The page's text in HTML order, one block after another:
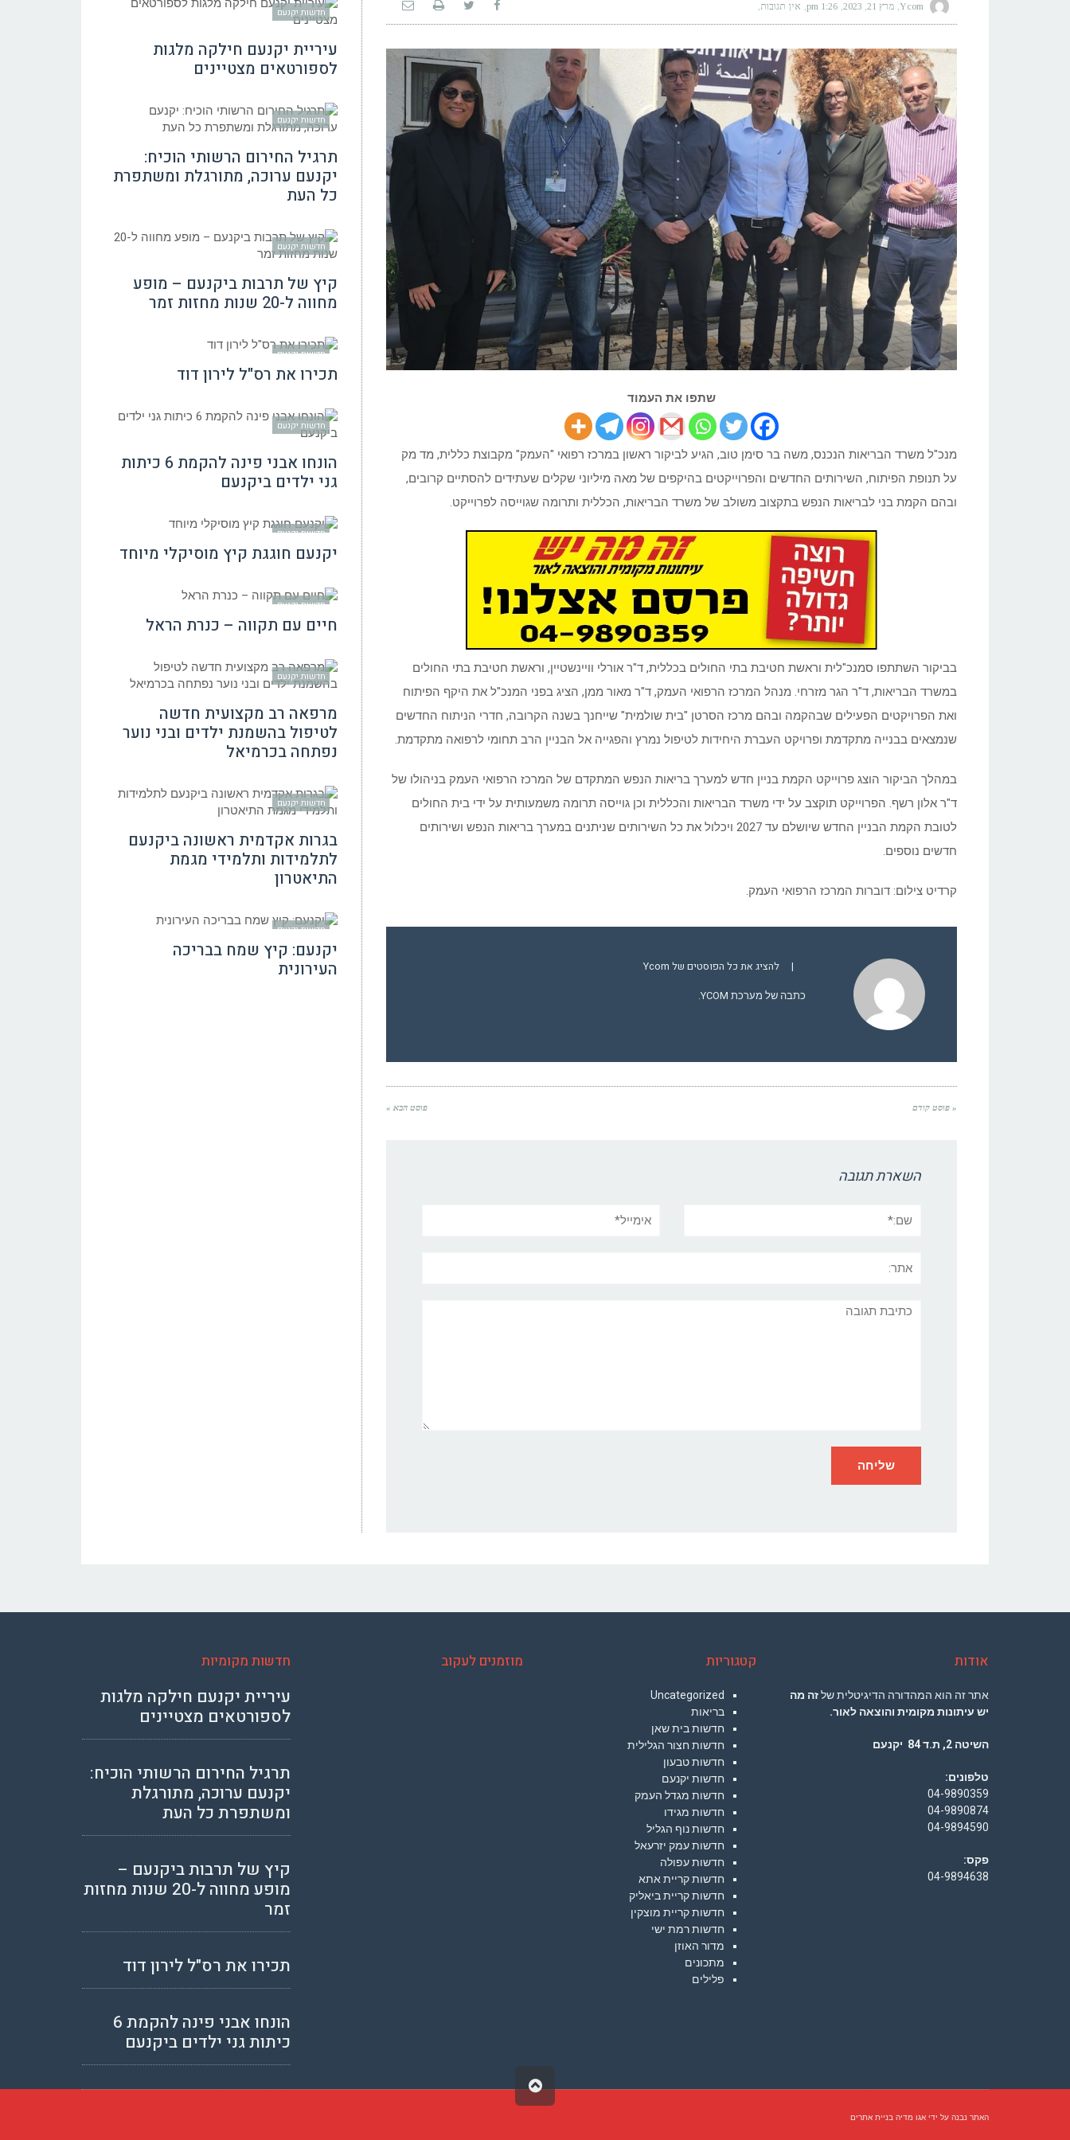
Ycom מרץ 21, 2023 1:26 pm אין תגובות
שתפו את העמוד
מנכ"ל משרד הבריאות הנכנס, משה בר סימן טוב, הגיע לביקור ראשון במרכז רפואי "העמק" מקבוצת כללית, מד מק
על תנופת הפיתוח, השירותים החדשים והפרוייקטים בהיקפים של מאה מיליוני שקלים שעתידים להסתיים קרובים,
ובהם הקמת בני לבריאות הנפש בתקצוב משולב של משרד הבריאות, הכללית ותרומה שגוייסה לפרוייקט.
בביקור השתתפו סמנכ"לית וראשת חטיבת בתי החולים בכללית, ד"ר אורלי וויינשטיין, וראשת חטיבת בתי החולים
במשרד הבריאות, ד"ר הגר מזרחי. מנהל המרכז הרפואי העמק, ד"ר מאור ממן, הציג בפני המנכ"ל את היקף הפיתוח
ואת הפרויקטים הפעילים שבהקמה ובהם מרכז הסרטן "בית שולמית" שייחנך בשנה הקרובה, חדרי הניתוח החדשים
שנמצאים בבנייה מתקדמת ופרויקט העברת היחידות לטיפול נמרץ והפגייה אל הבניין הרב תחומי לרפואה מתקדמת.
במהלך הביקור הוצג פרוייקט הקמת בניין חדש למערך בריאות הנפש המתקדם של המרכז הרפואי העמק בניהולו של
ד"ר אלון רשף. הפרוייקט תוקצב על ידי משרד הבריאות והכללית וכן גוייסה תרומה משמעותית על ידי בית החולים
לטובת הקמת הבניין החדש שיושלם עד 2027 ויכלול את כל השירותים שניתנים במערך בריאות הנפש ושירותים
חדשים נוספים.
קרדיט צילום: דוברות המרכז הרפואי העמק.
| להציג את כל הפוסטים של Ycom
כתבה של מערכת YCOM.
« פוסט קודם פוסט הבא »
השארת תגובה
תגובה
חדשות יקנעם
עיריית יקנעם חילקה מלגות
לספורטאים מצטיינים
חדשות יקנעם
תרגיל החירום הרשותי הוכיח:
יקנעם ערוכה, מתורגלת ומשתפרת
כל העת
חדשות יקנעם
קיץ של תרבות ביקנעם – מופע
מחווה ל-20 שנות מחזות זמר
חדשות יקנעם
תכירו את רס"ל לירון דוד
חדשות יקנעם
הונחו אבני פינה להקמת 6 כיתות
גני ילדים ביקנעם
חדשות יקנעם
יקנעם חוגגת קיץ מוסיקלי מיוחד
חדשות יקנעם
חיים עם תקווה – כנרת הראל
חדשות יקנעם
מרפאה רב מקצועית חדשה
לטיפול בהשמנת ילדים ובני נוער
נפתחה בכרמיאל
חדשות יקנעם
בגרות אקדמית ראשונה ביקנעם
לתלמידות ותלמידי מגמת
התיאטרון
חדשות יקנעם
יקנעם: קיץ שמח בבריכה
העירונית
אודות
אתר זה הוא המהדורה הדיגיטלית שלזה מה
יש עיתונות מקומית והוצאה לאור.
השיטה 2, ת.ד 84 יקנעם
טלפונים:
04-9890359
04-9890874
04-9894590
פקס:
04-9894638
קטגוריות
Uncategorized
בריאות
חדשות בית שאן
חדשות חצור הגלילית
חדשות טבעון
חדשות יקנעם
חדשות מגדל העמק
חדשות מגידו
חדשות נוף הגליל
חדשות עמק יזרעאל
חדשות עפולה
חדשות קריית אתא
חדשות קריית ביאליק
חדשות קריית מוצקין
חדשות רמת ישי
מדור האוזן
מתכונים
פלילים
מוזמנים לעקוב חדשות מקומיות
עיריית יקנעם חילקה מלגות
לספורטאים מצטיינים
תרגיל החירום הרשותי הוכיח:
יקנעם ערוכה, מתורגלת
ומשתפרת כל העת
קיץ של תרבות ביקנעם –
מופע מחווה ל-20 שנות מחזות
זמר
תכירו את רס"ל לירון דוד
הונחו אבני פינה להקמת 6
כיתות גני ילדים ביקנעם
האתר נבנה על ידי אגו מדיה בניית אתרים
גלילה
לראש